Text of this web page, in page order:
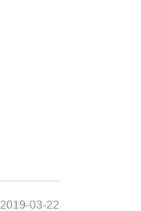
2019-03-22